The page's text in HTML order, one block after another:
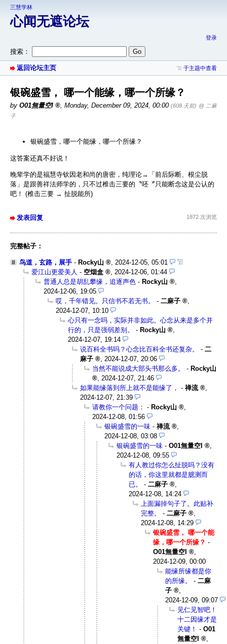
三慧学林
心闻无遮论坛
登录
搜索：
返回论坛主页 于主题中查看
银碗盛雪， 哪一个能缘，哪一个所缘？
by O01無量空I , Monday, December 09, 2024, 00:00 (608 天前) @ 二麻
子
银碗盛雪，哪一个能缘，哪一个所缘？
这答案还真不好说！
晚辈学的是福慧寺钦因老和尚的唐密，纯理论→「前后际断、根尘脱
落」是跟善祥法师学的，只不过椎击三要的〝呸〞只能断念这是公认的
吧！ (椎击三要 → 扯脱能所)
发表回复 1872 次浏览
完整帖子：
鸟道，玄路，展手 - Rocky山 , 2024-12-05, 05:01
爱江山更爱美人 - 空烟盒 , 2024-12-06, 01:44
普通人总是胡乱攀缘，追逐声色 - Rocky山
,
2024-12-06, 19:05
哎，千年错见。只信书不若无书。
- 二麻子
,
2024-12-07, 10:10
心只有一念吗，实际并非如此。心念从来是多个并
行的，只是强弱差别。
- Rocky山
,
2024-12-07, 19:14
说百科全书吗？心念比百科全书还复杂。
- 二
麻子
, 2024-12-07, 20:06
当然不能说成大部头书那么多。
- Rocky山
, 2024-12-07, 21:46
如果能缘落到所上就不是能缘了， - 禅流
,
2024-12-07, 21:39
请教你一个问题： - Rocky山
,
2024-12-08, 01:56
银碗盛雪的一味 - 禅流
,
2024-12-08, 03:08
银碗盛雪的一味 - O01無量空I
,
2024-12-08, 09:55
有人教过你怎么扯脱吗？没有
的话，你这里就都是臆测而
已。
- 二麻子
,
2024-12-08, 14:24
上面漏掉句子了。此贴补
完整。
- 二麻子
,
2024-12-08, 14:29
银碗盛雪， 哪一个能
缘，哪一个所缘？ -
O01無量空I
,
2024-12-09, 00:00
能缘所缘都是你
的所缘。
- 二麻
子
,
2024-12-09, 09:07
见仁见智吧！
十二因缘才是
关键！ - O01
無量空I
,